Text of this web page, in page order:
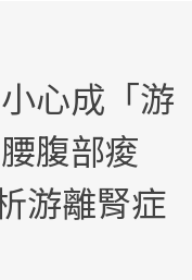
心成「游
腹部痠
游離腎症